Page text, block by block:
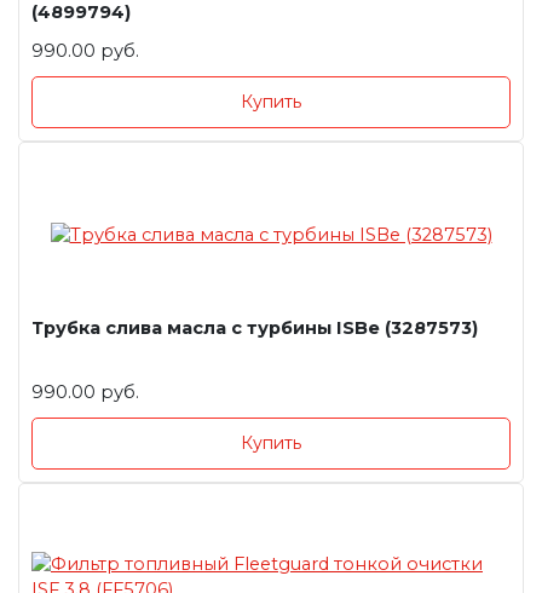
(4899794)
990.00 руб.
Купить
Трубка слива масла с турбины ISBe (3287573)
990.00 руб.
Купить